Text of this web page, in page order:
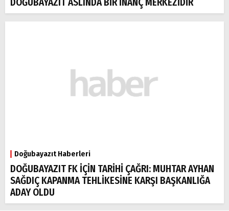
Doğubayazıt Haberleri
DOĞUBAYAZIT FK İÇİN TARİHİ ÇAĞRI: MUHTAR AYHAN
SAĞDIÇ KAPANMA TEHLİKESİNE KARŞI BAŞKANLIĞA
ADAY OLDU